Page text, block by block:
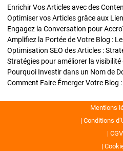
Optimiser vos Articles grâce aux
Engagez la Conversation pour
Amplifiez la Portée de Votre Blog :
Mentions
Conditions
CGV